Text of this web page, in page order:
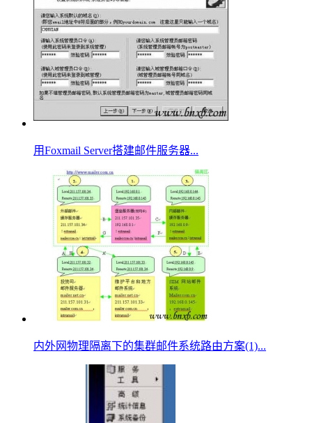
用Foxmail Server搭建邮件服务器...
内外网物理隔离下的集群邮件系统路由方案(1)...